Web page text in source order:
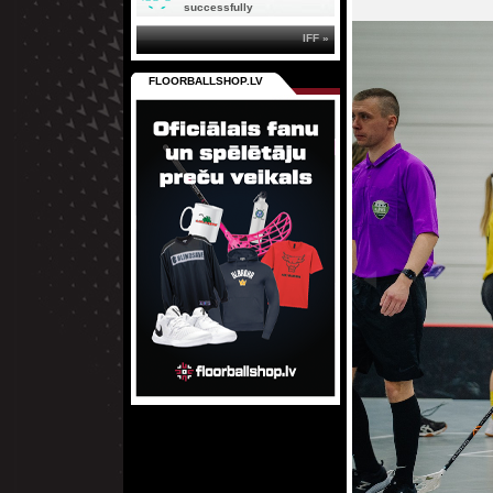
successfully
IFF »
FLOORBALLSHOP.LV